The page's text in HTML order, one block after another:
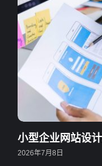
小型企业网站设
2026年7月8日